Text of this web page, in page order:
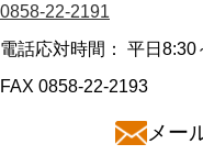
0858-22-2191
電話応対時間： 平日8:30
FAX 0858-22-2193
メー